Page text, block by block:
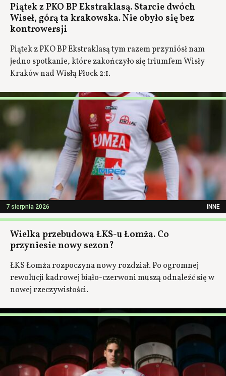
Piątek z PKO BP Ekstraklasą. Starcie dwóch
Wiseł, górą ta krakowska. Nie obyło się bez
kontrowersji
Piątek z PKO BP Ekstraklasą tym razem przyniósł nam
jedno spotkanie, które zakończyło się triumfem Wisły
Kraków nad Wisłą Płock 2:1.
7 sierpnia 2026 INNE
Wielka przebudowa ŁKS-u Łomża. Co
przyniesie nowy sezon?
ŁKS Łomża rozpoczyna nowy rozdział. Po ogromnej
rewolucji kadrowej biało-czerwoni muszą odnaleźć się w
nowej rzeczywistości.